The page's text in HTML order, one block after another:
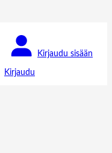
Kirjaudu
Kirjaudu sisään